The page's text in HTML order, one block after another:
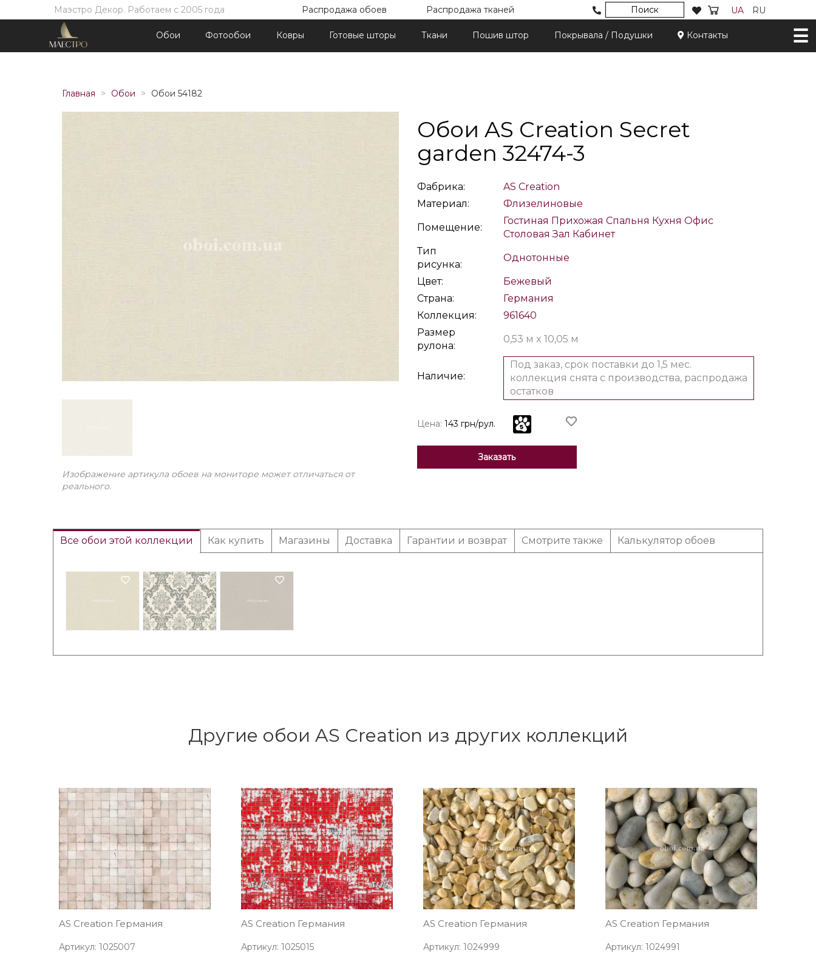
Маэстро Декор. Работаем с 2005 года Распродажа обоев Распродажа тканей Поиск UA RU
Обои Фотообои Ковры Готовые шторы Ткани Пошив штор Покрывала / Подушки Контакты
Главная Обои Обои 54182
Изображение артикула обоев на мониторе может отличаться от
реального.
Обои AS Creation Secret
garden 32474-3
Фабрика:
AS Creation
Материал:
Флизелиновые
Помещение:
Гостиная Прихожая Спальня Кухня Офис
Столовая Зал Кабинет
Тип
рисунка:
Однотонные
Цвет:
Бежевый
Страна:
Германия
Коллекция:
961640
Размер
рулона:
0,53 м x 10,05 м
Наличие:
Под заказ, срок поставки до 1,5 мес.
коллекция снята с производства, распродажа
остатков
Цена: 143 грн/рул.
Заказать
Все обои этой коллекции Как купить Магазины Доставка Гарантии и возврат Смотрите также Калькулятор обоев
Другие обои AS Creation из других коллекций
AS Creation Германия
Артикул: 1025007
AS Creation Германия
Артикул: 1025015
AS Creation Германия
Артикул: 1024999
AS Creation Германия
Артикул: 1024991